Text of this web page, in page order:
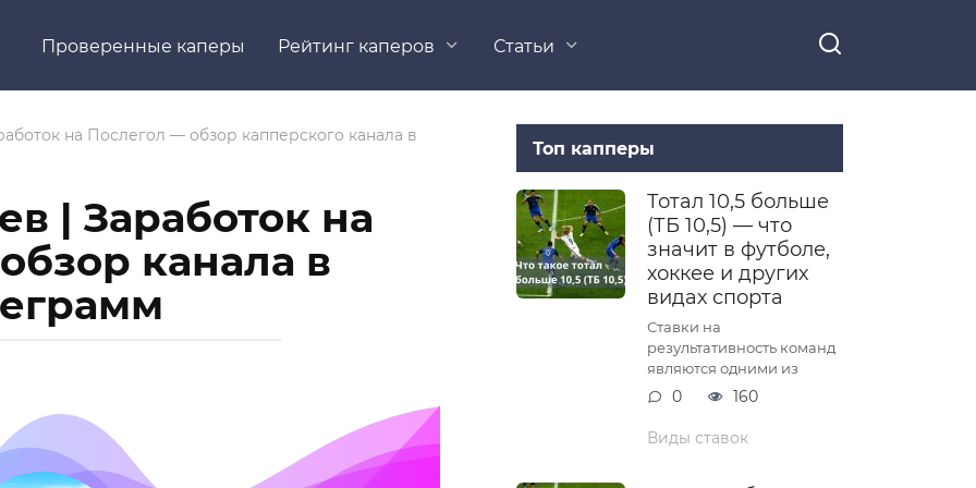
Проверенные каперы Рейтинг каперов Статьи
на Послегол — обзор капперского канала в
| Заработок на
канала в
Топ капперы
Тотал 10,5 больше
(ТБ 10,5) — что
значит в футболе,
хоккее и других
видах спорта
Ставки на
результативность команд
являются одними из
0 160
Виды ставок